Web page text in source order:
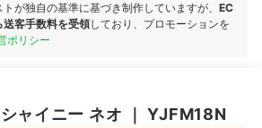
が独自の基準に基づき制作していますが、 EC
客手数料を受領しており、プロモーションを
ポリシー
シャイニー ネオ ｜YJFM18N